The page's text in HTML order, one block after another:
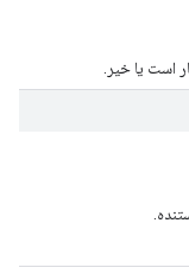
است یا خیر.